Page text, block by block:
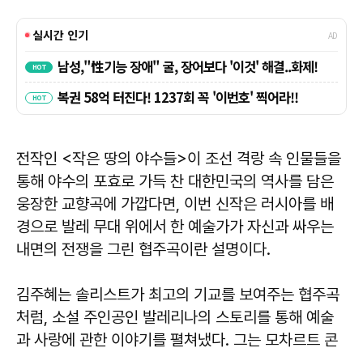
전작인 <작은 땅의 야수들>이 조선 격랑 속 인물들을
통해 야수의 포효로 가득 찬 대한민국의 역사를 담은
웅장한 교향곡에 가깝다면, 이번 신작은 러시아를 배
경으로 발레 무대 위에서 한 예술가가 자신과 싸우는
내면의 전쟁을 그린 협주곡이란 설명이다.
김주혜는 솔리스트가 최고의 기교를 보여주는 협주곡
처럼, 소설 주인공인 발레리나의 스토리를 통해 예술
과 사랑에 관한 이야기를 펼쳐냈다. 그는 모차르트 콘